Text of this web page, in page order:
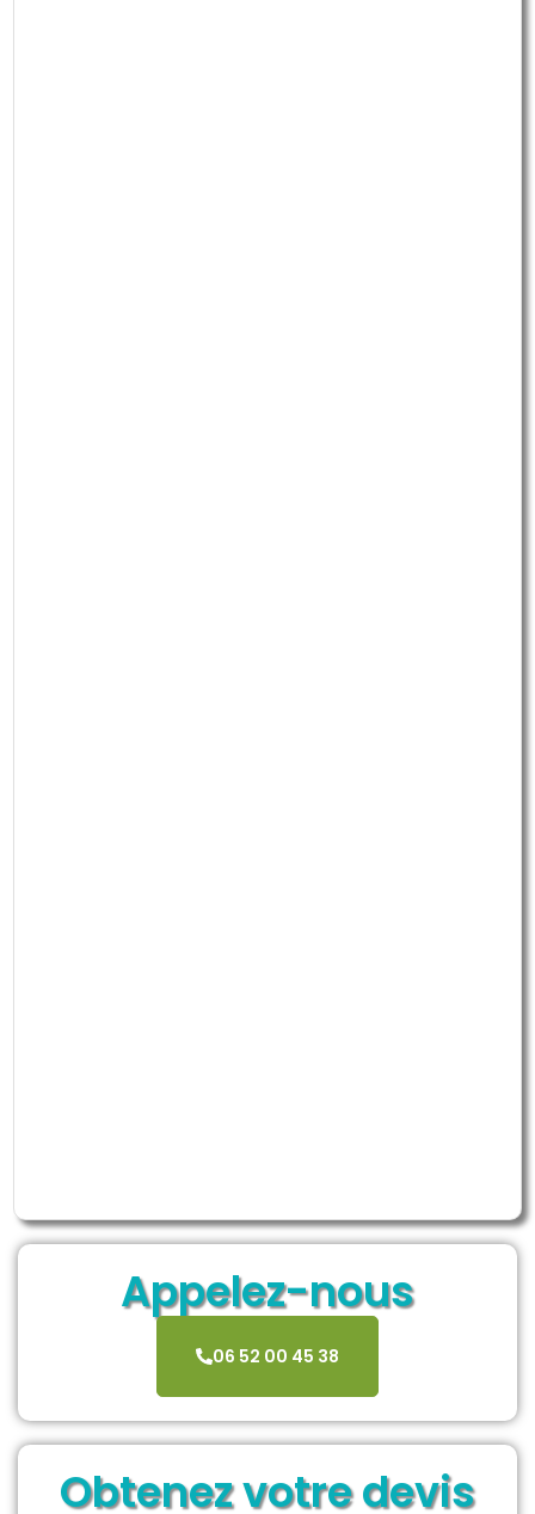
Appelez-nous
06 52 00 45 38
Obtenez votre devis